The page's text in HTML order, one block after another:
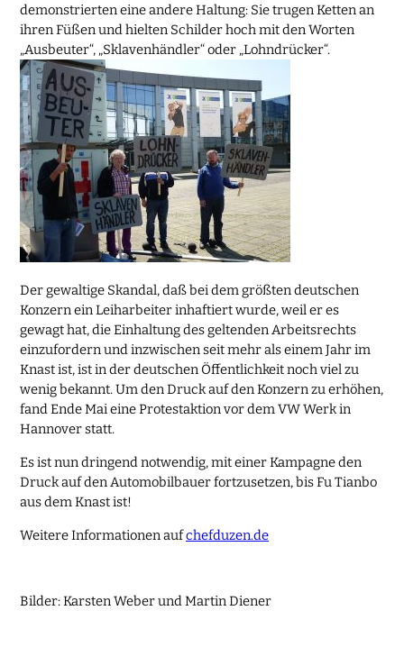
demonstrierten eine andere Haltung: Sie trugen Ketten an
ihren Füßen und hielten Schilder hoch mit den Worten
„Ausbeuter“, „Sklavenhändler“ oder „Lohndrücker“.
Der gewaltige Skandal, daß bei dem größten deutschen
Konzern ein Leiharbeiter inhaftiert wurde, weil er es
gewagt hat, die Einhaltung des geltenden Arbeitsrechts
einzufordern und inzwischen seit mehr als einem Jahr im
Knast ist, ist in der deutschen Öffentlichkeit noch viel zu
wenig bekannt. Um den Druck auf den Konzern zu erhöhen,
fand Ende Mai eine Protestaktion vor dem VW Werk in
Hannover statt.
Es ist nun dringend notwendig, mit einer Kampagne den
Druck auf den Automobilbauer fortzusetzen, bis Fu Tianbo
aus dem Knast ist!
Weitere Informationen aufchefduzen.de
Bilder: Karsten Weber und Martin Diener